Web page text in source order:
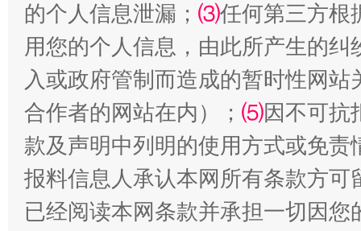
揭批美国五大"原罪" "炒
的个人信息泄漏； ⑶任何第三方根
用您的个人信息，由此所产生的纠
入或政府管制而造成的暂时性网
合作者的网站在内）； ⑸因不可抗
款及声明中列明的使用方式或免责
报料信息人承认本网所有条款方
已经阅读本网条款并承担一切因